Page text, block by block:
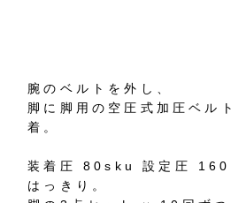
腕のベルトを外し、
脚に脚用の空圧式加圧ベル
着。
装着圧 80sku 設定圧
はっきり。